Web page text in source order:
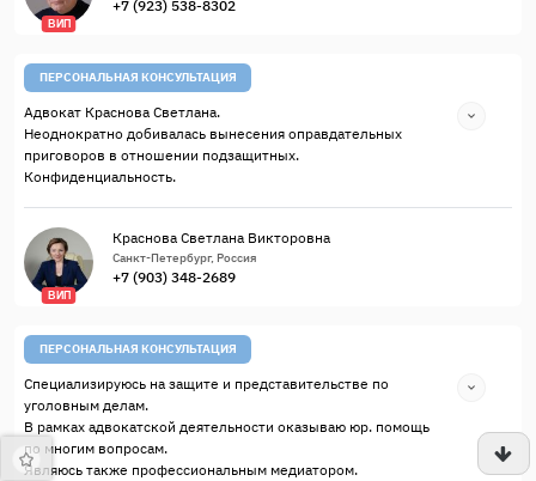
ВИП
+7 (923) 538-8302
ПЕРСОНАЛЬНАЯ КОНСУЛЬТАЦИЯ
Адвокат Краснова Светлана.
Неоднократно добивалась вынесения оправдательных
приговоров в отношении подзащитных.
Конфиденциальность.
ВИП
Краснова Светлана Викторовна
Санкт-Петербург, Россия
+7 (903) 348-2689
ПЕРСОНАЛЬНАЯ КОНСУЛЬТАЦИЯ
Специализируюсь на защите и представительстве по
уголовным делам.
В рамках адвокатской деятельности оказываю юр. помощь
по многим вопросам.
Являюсь также профессиональным медиатором.